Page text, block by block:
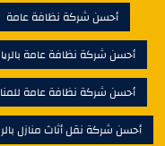
أحسن شركة نظافة عامة
أحسن شركة نظافة عامة
أحسن شركة نظافة عامة
أحسن شركة نقل أثاث منازل